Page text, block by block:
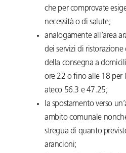
che per comprovate
necessità o di salute;
analogamente all’area
dei servizi di ristorazione
della consegna a
ore 22 o fino alle 18 per
ateco 56.3 e 47.25;
la spostamento verso
ambito comunale
stregua di quanto
arancioni;